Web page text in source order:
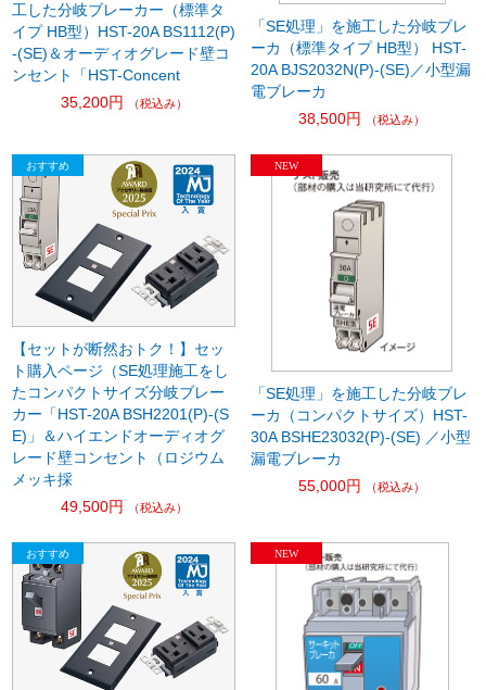
工した分岐ブレーカー（標準タ
イプ HB型）HST-20A BS1112(P)
-(SE)＆オーディオグレード壁コ
ンセント「HST-Concent
35,200円
（税込み）
「SE処理」を施工した分岐ブレ
ーカ（標準タイプ HB型） HST-
20A BJS2032N(P)-(SE)／小型漏
電ブレーカ
38,500円
（税込み）
【セットが断然おトク！】セッ
ト購入ページ（SE処理施工をし
たコンパクトサイズ分岐ブレー
カー「HST-20A BSH2201(P)-(S
E)」＆ハイエンドオーディオグ
レード壁コンセント（ロジウム
メッキ採
49,500円
（税込み）
「SE処理」を施工した分岐ブレ
ーカ（コンパクトサイズ）HST-
30A BSHE23032(P)-(SE) ／小型
漏電ブレーカ
55,000円
（税込み）